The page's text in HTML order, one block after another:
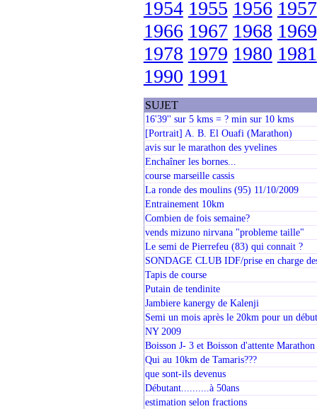
1954 1955 1956 1957
1966 1967 1968 1969
1978 1979 1980 1981
1990 1991
SUJET
16'39'' sur 5 kms = ? min sur 10 kms
[Portrait] A. B. El Ouafi (Marathon)
avis sur le marathon des yvelines
Enchaîner les bornes...
course marseille cassis
La ronde des moulins (95) 11/10/2009
Entrainement 10km
Combien de fois semaine?
vends mizuno nirvana "probleme taille"
Le semi de Pierrefeu (83) qui connait ?
SONDAGE CLUB IDF/prise en charge
Tapis de course
Putain de tendinite
Jambiere kanergy de Kalenji
Semi un mois après le 20km pour un
NY 2009
Boisson J- 3 et Boisson d'attente Marathon
Qui au 10km de Tamaris???
que sont-ils devenus
Débutant..........à 50ans
estimation selon fractions